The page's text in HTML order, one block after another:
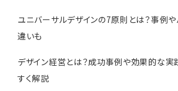
ユニバーサルデザインの7原則とは？事例や
違いも
デザイン経営とは？成功事例や効果的な実
すく解説